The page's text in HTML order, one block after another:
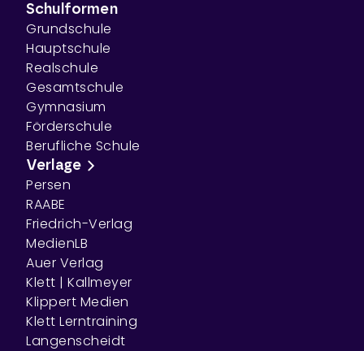
Schulformen
Grundschule
Hauptschule
Realschule
Gesamtschule
Gymnasium
Förderschule
Berufliche Schule
Verlage
Persen
RAABE
Friedrich-Verlag
MedienLB
Auer Verlag
Klett | Kallmeyer
Klippert Medien
Klett Lerntraining
Langenscheidt